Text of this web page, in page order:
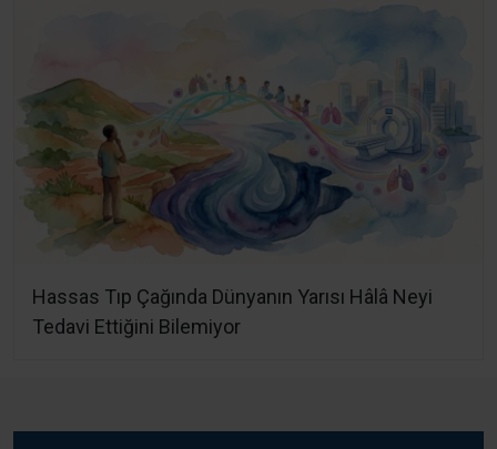
Hassas Tıp Çağında Dünyanın Yarısı Hâlâ Neyi
Tedavi Ettiğini Bilemiyor